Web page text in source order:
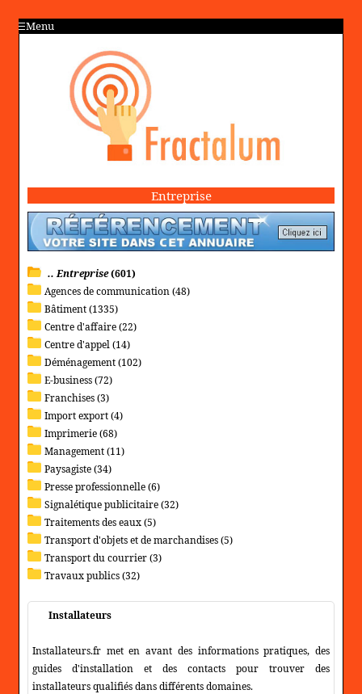
Menu
Entreprise
.. Entreprise(601)
Agences de communication (48)
Bâtiment (1335)
Centre d'affaire (22)
Centre d'appel (14)
Déménagement (102)
E-business (72)
Franchises (3)
Import export (4)
Imprimerie (68)
Management (11)
Paysagiste (34)
Presse professionnelle (6)
Signalétique publicitaire (32)
Traitements des eaux (5)
Transport d'objets et de marchandises (5)
Transport du courrier (3)
Travaux publics (32)
Installateurs
Installateurs.fr met en avant des informations pratiques, des
guides d'installation et des contacts pour trouver des
installateurs qualifiés dans différents domaines.